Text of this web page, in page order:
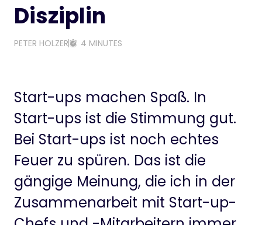
Disziplin
PETER HOLZER 4 MINUTES
Start-ups machen Spaß. In
Start-ups ist die Stimmung gut.
Bei Start-ups ist noch echtes
Feuer zu spüren. Das ist die
gängige Meinung, die ich in der
Zusammenarbeit mit Start-up-